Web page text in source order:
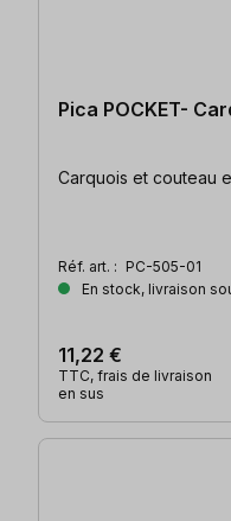
Pica POCKET-
Carquois et couteau
Réf. art. : PC-505-01
En stock, livraison
11,22 €
TTC, frais de livraison
en sus